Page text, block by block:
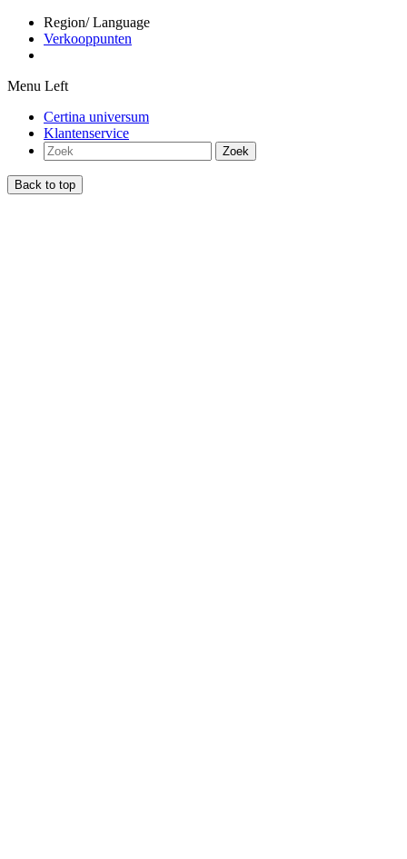
Region/ Language
Verkooppunten
Menu Left
Certina universum
Klantenservice
Zoek
Back to top